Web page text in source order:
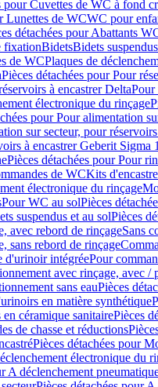
pour Cuvettes de WC à fond
Lunettes de WCWC pour
détachées pour Abattants
fixationBidetsBidets suspendus
de WCPlaques de
Pièces détachées pour Pour
à encastrer DeltaPour
électronique du rinçage
pour Pour alimentation
sur secteur, pour
à encastrer Geberit Sigma
Pièces détachées pour Pour
de WCKits
électronique du rinçage
Pour WC au solPièces
suspendus et au solPièces
avec rebord de rinçageSans
sans rebord de rinçage
d'urinoir intégréePour
avec rinçage, avec /
sans eauPièces
en matière synthétique
céramique sanitairePièces
de chasse et réductions
Pièces détachées pour
électronique du
A déclenchement